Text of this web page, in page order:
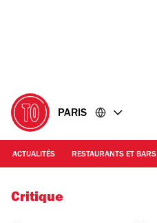
PARIS
ACTUALITÉS RESTAURANTS ET BARS
Critique